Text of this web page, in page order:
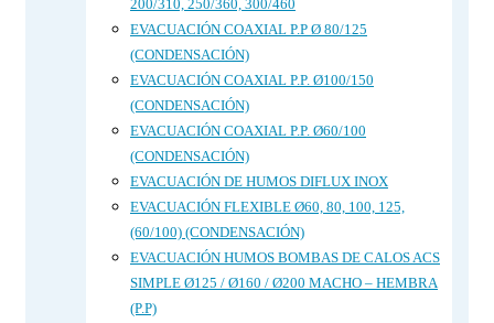
200/310, 250/360, 300/460
EVACUACIÓN COAXIAL P.P Ø 80/125
(CONDENSACIÓN)
EVACUACIÓN COAXIAL P.P. Ø100/150
(CONDENSACIÓN)
EVACUACIÓN COAXIAL P.P. Ø60/100
(CONDENSACIÓN)
EVACUACIÓN DE HUMOS DIFLUX INOX
EVACUACIÓN FLEXIBLE Ø60, 80, 100, 125,
(60/100) (CONDENSACIÓN)
EVACUACIÓN HUMOS BOMBAS DE CALOS ACS
SIMPLE Ø125 / Ø160 / Ø200 MACHO – HEMBRA
(P.P)